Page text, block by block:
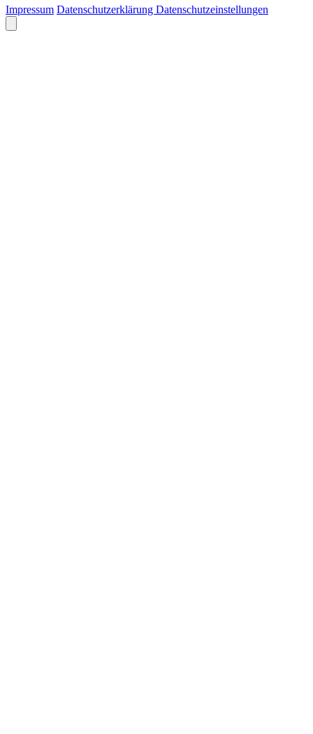
Impressum Datenschutzerklärung Datenschutzeinstellungen